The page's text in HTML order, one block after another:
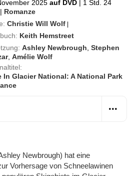
2025 auf DVD | 1 Std. 24
| Romanze
Christie Will Wolf |
Keith Hemstreet
Ashley Newbrough ,Stephen
,Amélie Wolf
In Glacier National: A National Park
Newbrough) hat eine
Vorhersage von Schneelawinen